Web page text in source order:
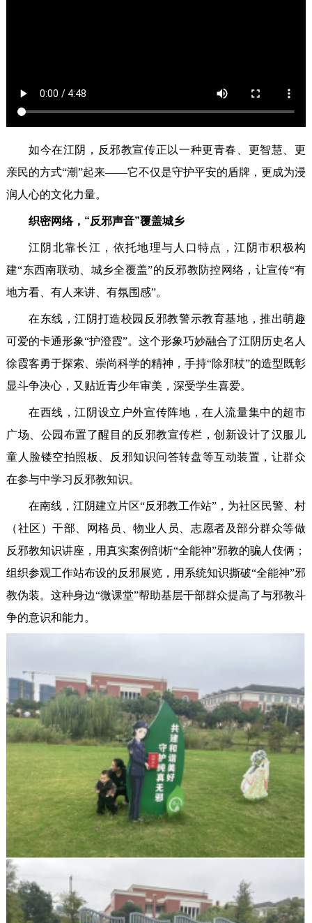
如今在江阴，反邪教宣传正以一种更青春、更智慧、更
亲民的方式“潮”起来——它不仅是守护平安的盾牌，更成为浸
润人心的文化力量。
织密网络，“反邪声音”覆盖城乡
江阴北靠长江，依托地理与人口特点，江阴市积极构
建“东西南联动、城乡全覆盖”的反邪教防控网络，让宣传“有
地方看、有人来讲、有氛围感”。
在东线，江阴打造校园反邪教警示教育基地，推出萌趣
可爱的卡通形象“护澄霞”。这个形象巧妙融合了江阴历史名人
徐霞客勇于探索、崇尚科学的精神，手持“除邪杖”的造型既彰
显斗争决心，又贴近青少年审美，深受学生喜爱。
在西线，江阴设立户外宣传阵地，在人流量集中的超市
广场、公园布置了醒目的反邪教宣传栏，创新设计了汉服儿
童人脸镂空拍照板、反邪知识问答转盘等互动装置，让群众
在参与中学习反邪教知识。
在南线，江阴建立片区“反邪教工作站”，为社区民警、村
（社区）干部、网格员、物业人员、志愿者及部分群众等做
反邪教知识讲座，用真实案例剖析“全能神”邪教的骗人伎俩；
组织参观工作站布设的反邪展览，用系统知识撕破“全能神”邪
教伪装。这种身边“微课堂”帮助基层干部群众提高了与邪教斗
争的意识和能力。